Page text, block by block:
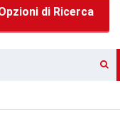
di Ricerca